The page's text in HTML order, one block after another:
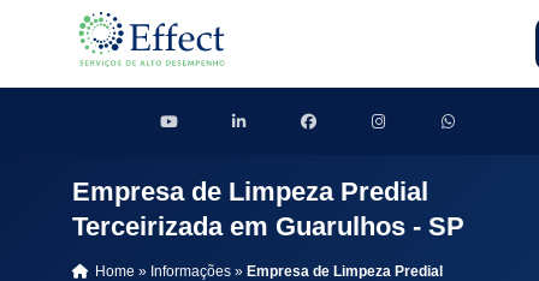
Empresa de Limpeza Predial
Terceirizada em Guarulhos - SP
Home » Informações » Empresa de Limpeza Predial